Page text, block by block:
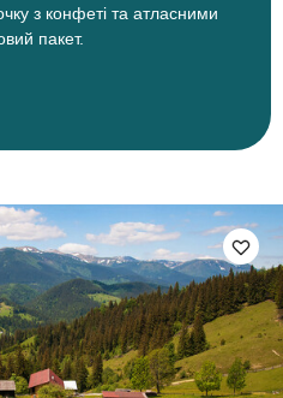
з конфеті та атласними
пакет.